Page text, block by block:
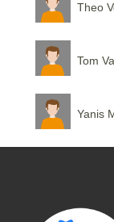
Theo
Tom
Yanis